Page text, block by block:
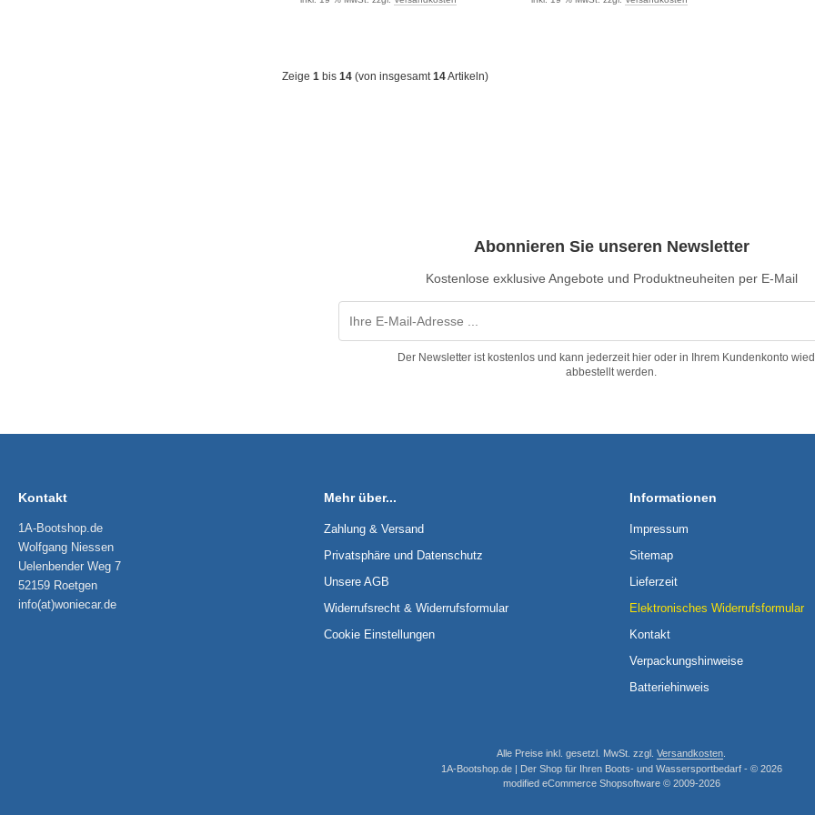
Zeige 1 bis 14 (von insgesamt 14Artikeln)
Abonnieren Sie unseren Newsletter
Kostenlose exklusive Angebote und Produktneuheiten per E-Mail
Der Newsletter ist kostenlos und kann jederzeit hier oder in Ihrem Kundenkonto
abbestellt werden.
Kontakt
1A-Bootshop.de
Wolfgang Niessen
Uelenbender Weg 7
52159 Roetgen
info(at)woniecar.de
Mehr über...
Zahlung & Versand
Privatsphäre und Datenschutz
Unsere AGB
Widerrufsrecht & Widerrufsformular
Cookie Einstellungen
Informationen
Impressum
Sitemap
Lieferzeit
Elektronisches Widerrufsformular
Kontakt
Verpackungshinweise
Batteriehinweis
Alle Preise inkl. gesetzl. MwSt. zzgl. Versandkosten
1A-Bootshop.de | Der Shop für Ihren Boots- und Wassersportbedarf - © 2026
modified eCommerce Shopsoftware © 2009-2026